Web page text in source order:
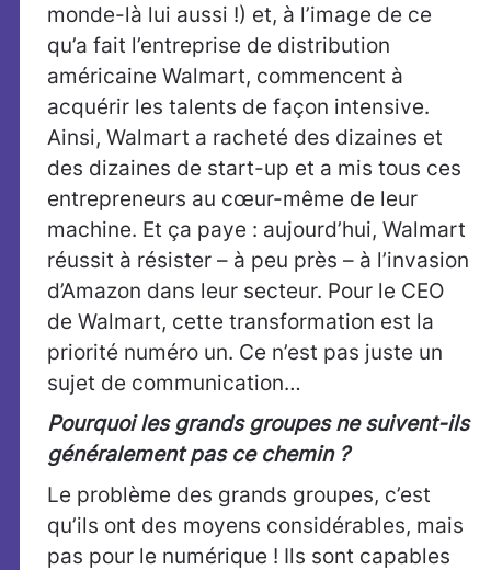
monde-là lui aussi !) et, à l’image de ce
qu’a fait l’entreprise de distribution
américaine Walmart, commencent à
acquérir les talents de façon intensive.
Ainsi, Walmart a racheté des dizaines et
des dizaines de start-up et a mis tous ces
entrepreneurs au cœur-même de leur
machine. Et ça paye : aujourd’hui, Walmart
réussit à résister – à peu près – à l’invasion
d’Amazon dans leur secteur. Pour le CEO
de Walmart, cette transformation est la
priorité numéro un. Ce n’est pas juste un
sujet de communication…
Pourquoi les grands groupes ne suivent-ils
généralement pas ce chemin ?
Le problème des grands groupes, c’est
qu’ils ont des moyens considérables, mais
pas pour le numérique ! Ils sont capables